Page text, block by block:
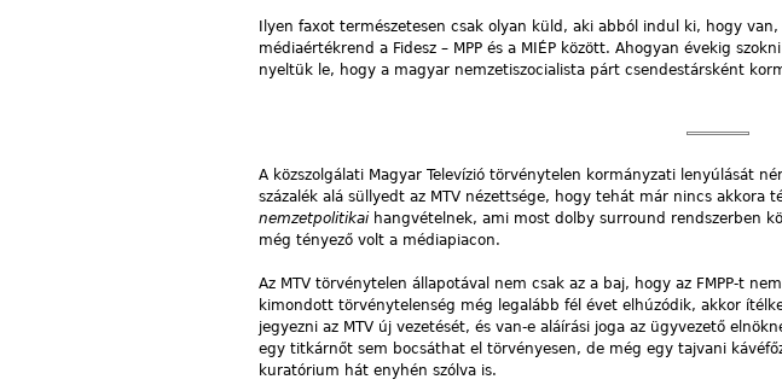
Ilyen faxot természetesen csak olyan küld, aki abból indul ki, hogy
médiaértékrend a Fidesz – MPP és a MIÉP között. Ahogyan évekig
nyeltük le, hogy a magyar nemzetiszocialista párt csendestársként
A közszolgálati Magyar Televízió törvénytelen kormányzati lenyúlását
százalék alá süllyedt az MTV nézettsége, hogy tehát már nincs akkora
nemzetpolitikaihangvételnek, ami most dolby surround rendszerben
még tényező volt a médiapiacon.
Az MTV törvénytelen állapotával nem csak az a baj, hogy az FMPP-t
kimondott törvénytelenség még legalább fél évet elhúzódik, akkor
jegyezni az MTV új vezetését, és van-e aláírási joga az ügyvezető
egy titkárnőt sem bocsáthat el törvényesen, de még egy tajvani
kuratórium hát enyhén szólva is.